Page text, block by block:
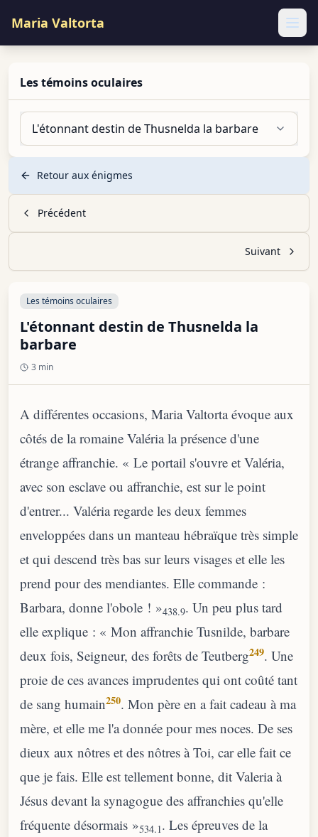
Maria Valtorta
Les témoins oculaires
L'étonnant destin de Thusnelda la barbare
Retour aux énigmes
Précédent
Suivant
Les témoins oculaires
L'étonnant destin de Thusnelda la
barbare
3 min
A différentes occasions, Maria Valtorta évoque aux
côtés de la romaine Valéria la présence d'une
étrange affranchie. « Le portail s'ouvre et Valéria,
avec son esclave ou affranchie, est sur le point
d'entrer... Valéria regarde les deux femmes
enveloppées dans un manteau hébraïque très simple
et qui descend très bas sur leurs visages et elle les
prend pour des mendiantes. Elle commande :
Barbara, donne l'obole ! »438.9. Un peu plus tard
elle explique : « Mon affranchie Tusnilde, barbare
deux fois, Seigneur, des forêts de Teutberg249. Une
proie de ces avances imprudentes qui ont coûté tant
de sang humain250. Mon père en a fait cadeau à ma
mère, et elle me l'a donnée pour mes noces. De ses
dieux aux nôtres et des nôtres à Toi, car elle fait ce
que je fais. Elle est tellement bonne, dit Valeria à
Jésus devant la synagogue des affranchies qu'elle
fréquente désormais »534.1. Les épreuves de la